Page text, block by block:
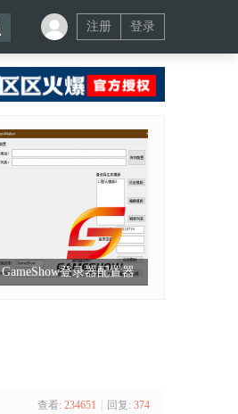
注册 登录
GameShow登录器配置器
查看: 234651 回复: 374